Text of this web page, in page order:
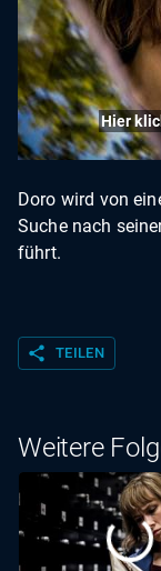
Hier
Doro wird von
Suche nach
führt.
share TEILEN
Weitere